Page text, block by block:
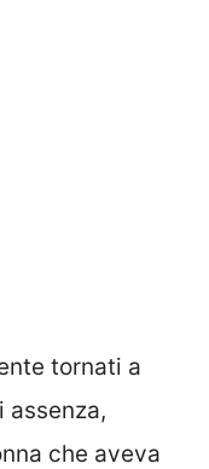
tornati a
assenza,
che aveva